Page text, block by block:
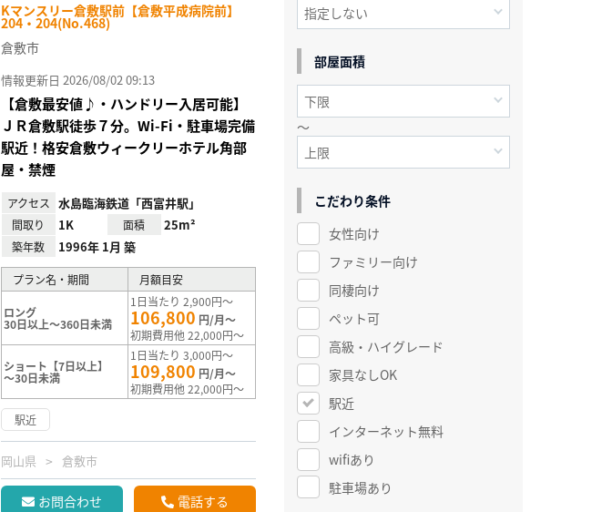
Kマンスリー倉敷駅前【倉敷平成病院前】
204・204(No.468)
倉敷市
情報更新日 2026/08/02 09:13
【倉敷最安値♪・ハンドリー入居可能】
ＪＲ倉敷駅徒歩７分。Wi-Fi・駐車場完備
駅近！格安倉敷ウィークリーホテル角部
屋・禁煙
アクセス 水島臨海鉄道「西富井駅」
間取り 1K 面積 25m²
築年数 1996年 1月 築
プラン名・期間 月額目安
ロング
30日以上～360日未満
1日当たり 2,900円～
106,800 円/月～
初期費用他 22,000円～
ショート【7日以上】
～30日未満
1日当たり 3,000円～
109,800 円/月～
初期費用他 22,000円～
駅近
岡山県 倉敷市
お問合わせ 電話する
部屋面積
～
こだわり条件
女性向け
ファミリー向け
同棲向け
ペット可
高級・ハイグレード
家具なしOK
駅近
インターネット無料
wifiあり
駐車場あり